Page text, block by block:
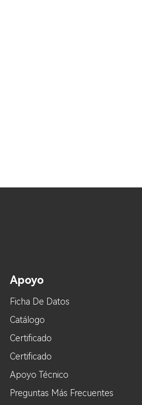
Apoyo
Ficha De Datos
Catálogo
Certificado
Certificado
Apoyo Técnico
Preguntas Más Frecuentes